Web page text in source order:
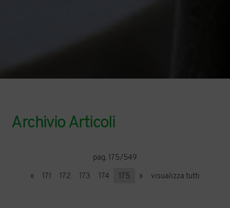
Archivio Articoli
pag. 175/549
« 171 172 173 174 175 » visualizza tutti